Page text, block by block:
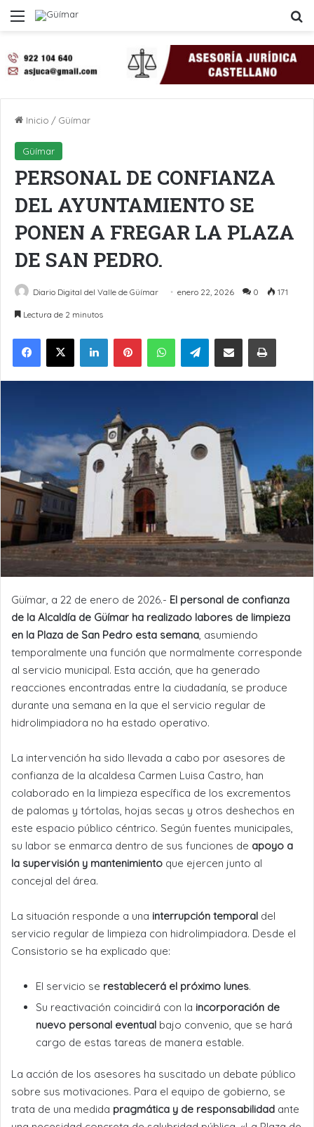
Menú
Inicio / Güímar
Güímar
PERSONAL DE CONFIANZA
DEL AYUNTAMIENTO SE
PONEN A FREGAR LA PLAZA
DE SAN PEDRO.
Diario Digital del Valle de Güímar enero 22, 2026 0 171
Lectura de 2 minutos
LinkedInPinterestWhatsAppTelegramCompartir por Email Imprimir
Güímar, a 22 de enero de 2026.- El personal de confianza
de la Alcaldía de Güímar ha realizado labores de limpieza
en la Plaza de San Pedro esta semana, asumiendo
temporalmente una función que normalmente corresponde
al servicio municipal. Esta acción, que ha generado
reacciones encontradas entre la ciudadanía, se produce
durante una semana en la que el servicio regular de
hidrolimpiadora no ha estado operativo.
La intervención ha sido llevada a cabo por asesores de
confianza de la alcaldesa Carmen Luisa Castro, han
colaborado en la limpieza específica de los excrementos
de palomas y tórtolas, hojas secas y otros deshechos en
este espacio público céntrico. Según fuentes municipales,
su labor se enmarca dentro de sus funciones de apoyo a
la supervisión y mantenimiento que ejercen junto al
concejal del área.
La situación responde a una interrupción temporal del
servicio regular de limpieza con hidrolimpiadora. Desde el
Consistorio se ha explicado que:
El servicio se restablecerá el próximo lunes.
Su reactivación coincidirá con la incorporación de
nuevo personal eventual bajo convenio, que se hará
cargo de estas tareas de manera estable.
La acción de los asesores ha suscitado un debate público
sobre sus motivaciones. Para el equipo de gobierno, se
trata de una medida pragmática y de responsabilidad ante